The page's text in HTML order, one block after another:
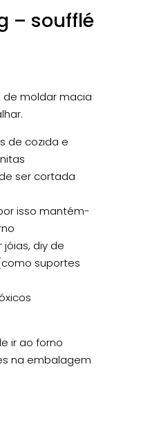
– soufflé
de moldar macia
de cozida e
ser cortada
isso mantém-
diy de
suportes
ir ao forno
na embalagem